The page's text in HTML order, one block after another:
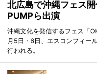
北広島で沖縄フェス
PUMPら出演
沖縄文化を発信するフェス「
月5日・6日、エスコンフィー
行われる。